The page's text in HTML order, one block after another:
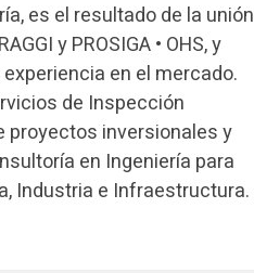
es el resultado de la unión
y PROSIGA • OHS, y
en el mercado.
de Inspección
proyectos inversionales y
en Ingeniería para
Industria e Infraestructura.